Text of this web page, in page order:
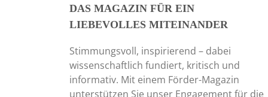
DAS MAGAZIN FÜR EIN
LIEBEVOLLES MITEINANDER
Stimmungsvoll, inspirierend – dabei
wissenschaftlich fundiert, kritisch und
informativ. Mit einem Förder-Magazin
unterstützen Sie unser Engagement für die